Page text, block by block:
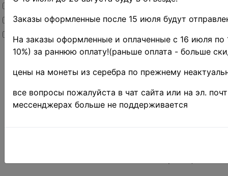
Товары со скидкой
Товары в наличии
Новинки
TERMS
Home» Stamps»
COMMONWEALTH»
Бечуаналенд ♦♦
Поиск в категории
Заказы оформленные после 15 июля будут
На заказы оформленные и оплаченные с 16 июля по
10%) за раннюю оплату!(раньше оплата - больше
цены на монеты из серебра по прежнему
все вопросы пожалуйста в чат сайта или на эл.
мессенджерах больше не поддерживается